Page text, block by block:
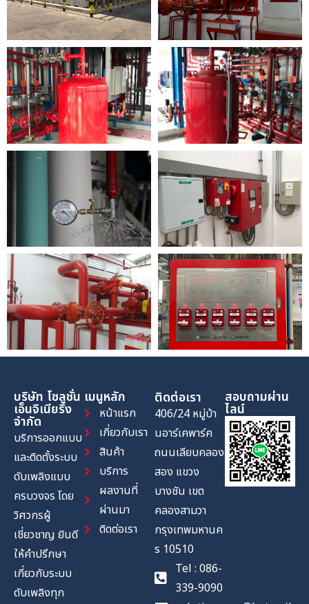
บริษัท โซลูชั่น
เอ็นจิเนียริ่ง
จำกัด
บริการออกแบบ
และติดตั้งระบบ
ดับเพลิงแบบ
ครบวงจร โดย
วิศวกรผู้
เชี่ยวชาญ ยินดี
ให้คำปรึกษา
เกี่ยวกับระบบ
ดับเพลิงทุก
เมนูหลัก
หน้าแรก
เกี่ยวกับเรา
สินค้า
บริการ
ผลงานที่
ผ่านมา
ติดต่อเรา
ติดต่อเรา
406/24 หมู่บ้า
นอาร์เคพาร์ค
ถนนเลียบคลอง
สอง แขวง
บางชัน เขต
คลองสามวา
กรุงเทพมหานค
ร 10510
Tel : 086-
339-9090
สอบถามผ่าน
ไลน์